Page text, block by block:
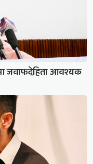
जवाफदेहिता आवश्यक